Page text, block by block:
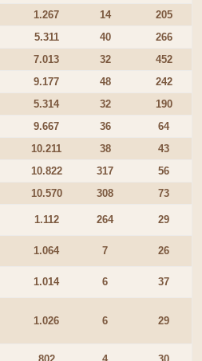
1.267 14
205
5.311 40
266
7.013 32
452
9.177 48
242
5.314 32
190
9.667 36
64
10.211 38
43
10.822 317
56
10.570 308
73
1.112 264
29
1.064 7
26
1.014 6 37
1.026 6 29